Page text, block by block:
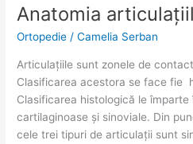
Anatomia
Ortopedie /Camelia Serban
Articulațiile sunt zonele de
Clasificarea acestora se face fie
Clasificarea histologică le
cartilaginoase și sinoviale. Din
cele trei tipuri de articulații sunt
Anatomia
Anatomia